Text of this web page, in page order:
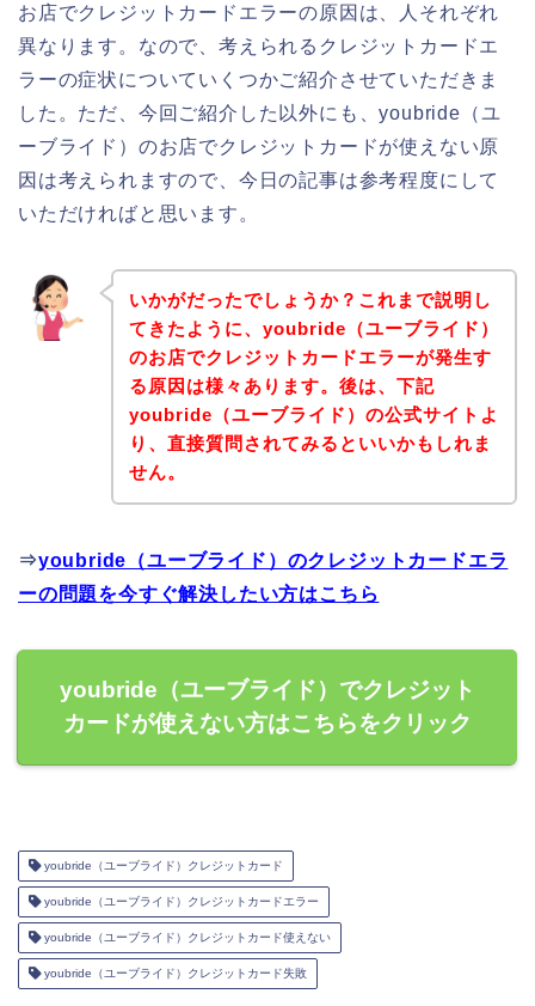
お店でクレジットカードエラーの原因は、人それぞれ
異なります。なので、考えられるクレジットカードエ
ラーの症状についていくつかご紹介させていただきま
した。ただ、今回ご紹介した以外にも、youbride（ユ
ーブライド）のお店でクレジットカードが使えない原
因は考えられますので、今日の記事は参考程度にして
いただければと思います。
いかがだったでしょうか？これまで説明し
てきたように、youbride（ユーブライド）
のお店でクレジットカードエラーが発生す
る原因は様々あります。後は、下記
youbride（ユーブライド）の公式サイトよ
り、直接質問されてみるといいかもしれま
せん。
⇒youbride（ユーブライド）のクレジットカードエラ
ーの問題を今すぐ解決したい方はこちら
youbride（ユーブライド）でクレジット
カードが使えない方はこちらをクリック
youbride（ユーブライド）クレジットカード
youbride（ユーブライド）クレジットカードエラー
youbride（ユーブライド）クレジットカード使えない
youbride（ユーブライド）クレジットカード失敗